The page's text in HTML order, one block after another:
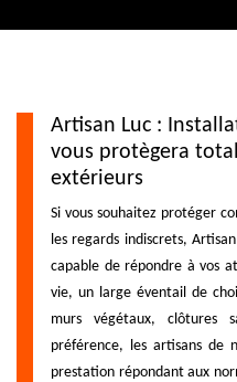
Artisan Luc :
vous protègera
extérieurs
Si vous souhaitez protéger
les regards indiscrets,
capable de répondre à vos
vie, un large éventail de
murs végétaux, clôtures
préférence, les artisans de
prestation répondant aux